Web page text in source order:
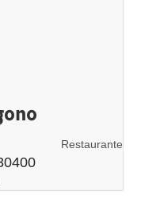
Restaurante